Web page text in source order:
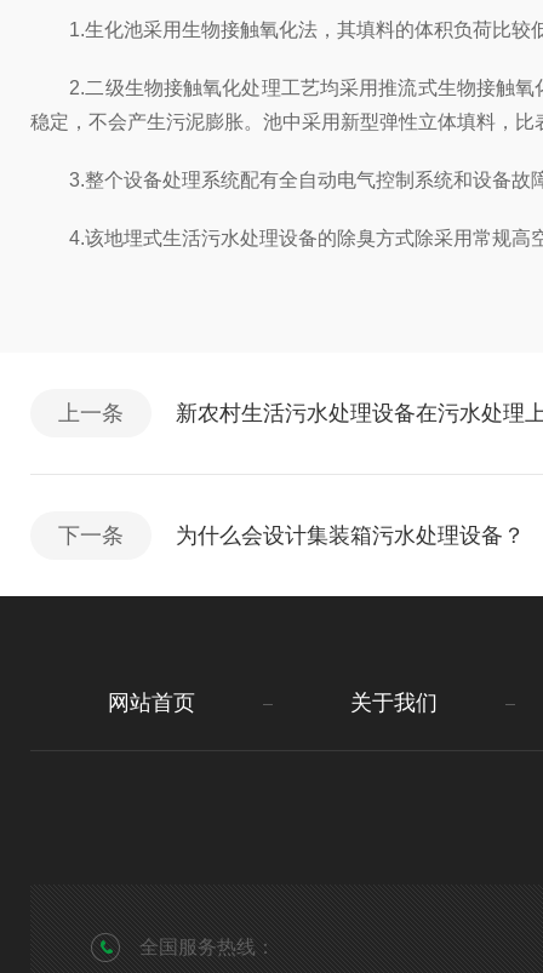
1.生化池采用生物接触氧化法，其填料的体积负荷比较
2.二级生物接触氧化处理工艺均采用推流式生物接触氧
稳定，不会产生污泥膨胀。池中采用新型弹性立体填料，
3.整个设备处理系统配有全自动电气控制系统和设备故
4.该地埋式生活污水处理设备的除臭方式除采用常规高
上一条 新农村生活污水处理设备在污水处理
下一条 为什么会设计集装箱污水处理设备？
网站首页 关于我们
全国服务热线：